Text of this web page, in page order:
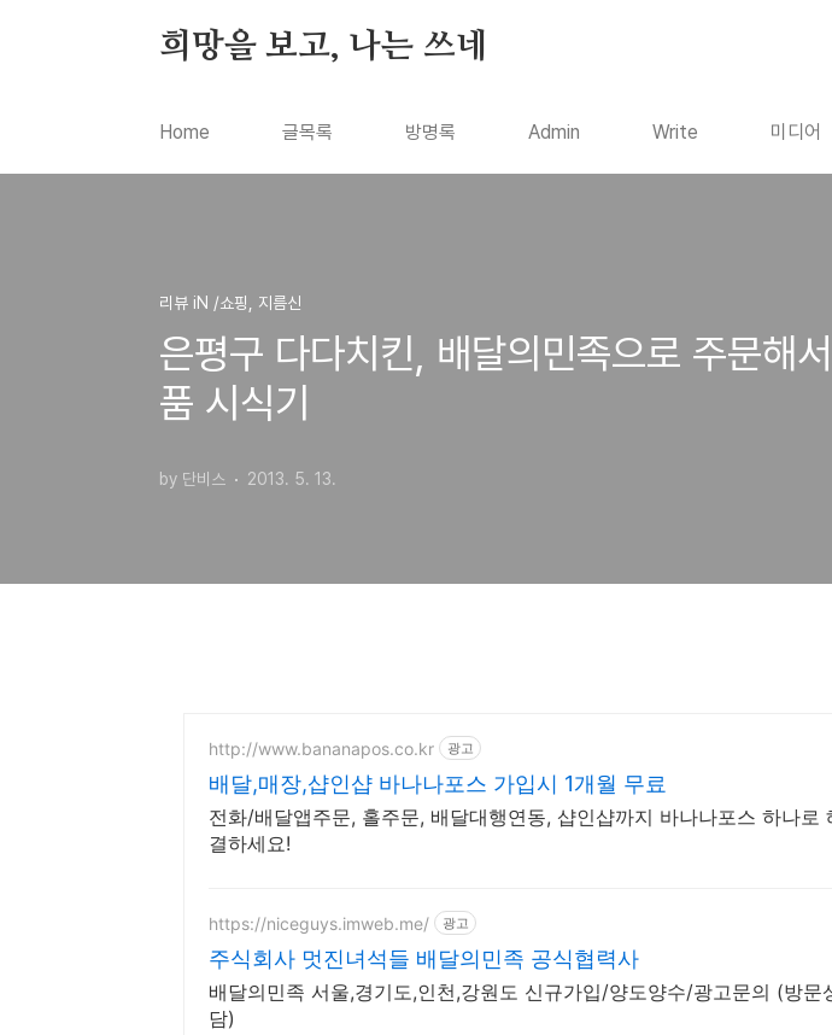
희망을 보고, 나는 쓰네
Home 글목록 방명록 Admin Write 미디어
리뷰 iN /쇼핑, 지름신
은평구 다다치킨, 배달의민족으로 주문해
품 시식기
by 단비스 2013. 5. 13.
http://www.bananapos.co.kr 광고
배달,매장,샵인샵 바나나포스 가입시 1개월 무료
전화/배달앱주문, 홀주문, 배달대행연동, 샵인샵까지 바나나포스 하나로
결하세요!
https://niceguys.imweb.me/ 광고
주식회사 멋진녀석들 배달의민족 공식협력사
배달의민족 서울,경기도,인천,강원도 신규가입/양도양수/광고문의 (방문
담)